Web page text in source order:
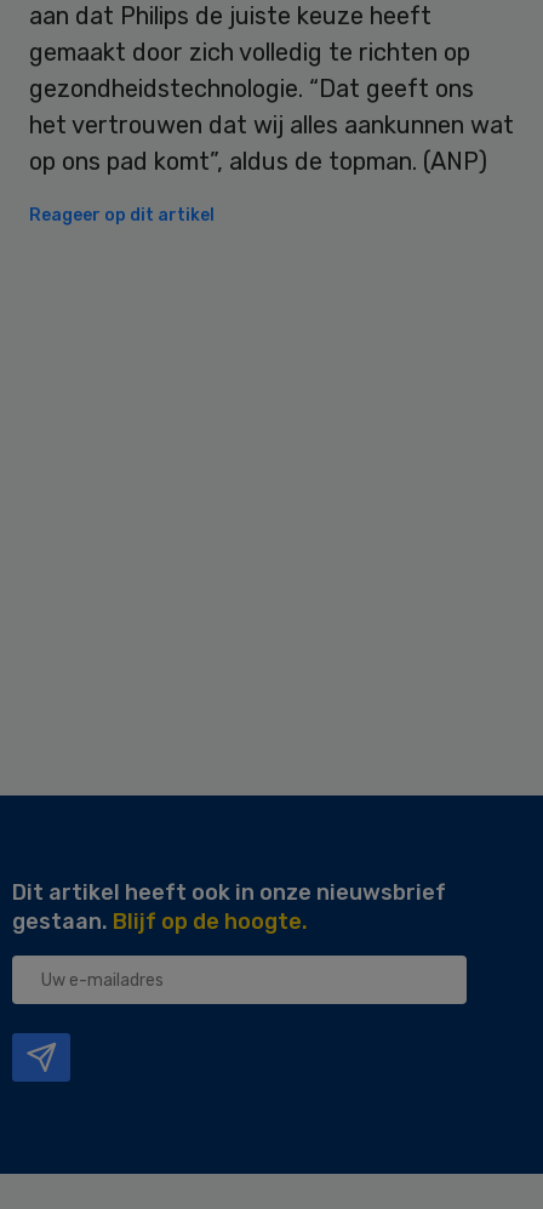
aan dat Philips de juiste keuze heeft
gemaakt door zich volledig te richten op
gezondheidstechnologie. “Dat geeft ons
het vertrouwen dat wij alles aankunnen wat
op ons pad komt”, aldus de topman. (ANP)
Reageer op dit artikel
Dit artikel heeft ook in onze nieuwsbrief
gestaan. Blijf op de hoogte.
Uw